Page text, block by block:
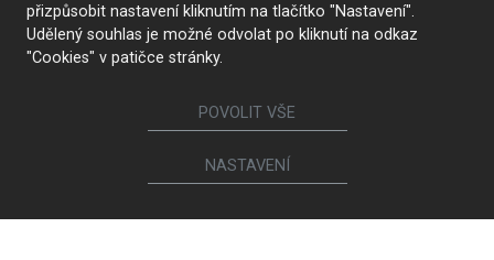
přizpůsobit nastavení kliknutím na tlačítko "Nastavení".
Udělený souhlas je možné odvolat po kliknutí na odkaz
"Cookies" v patičce stránky.
POVOLIT VŠE
NASTAVENÍ